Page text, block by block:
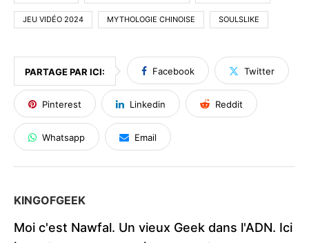
JEU VIDÉO 2024 MYTHOLOGIE CHINOISE SOULSLIKE
PARTAGE PAR ICI: Facebook Twitter
Pinterest Linkedin Reddit
Whatsapp Email
KINGOFGEEK
Moi c'est Nawfal. Un vieux Geek dans l'ADN. Ici